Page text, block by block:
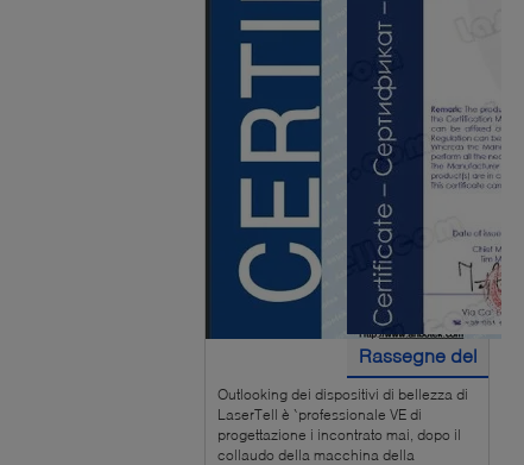
Rassegne del
cliente
Outlooking dei dispositivi di bellezza di
LaserTell è `professionale VE di
progettazione i incontrato mai, dopo il
collaudo della macchina della